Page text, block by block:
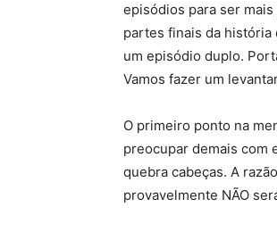
episódios para ser
partes finais da
um episódio duplo.
Vamos fazer um
O primeiro ponto na
preocupar demais com
quebra cabeças. A
provavelmente NÃO